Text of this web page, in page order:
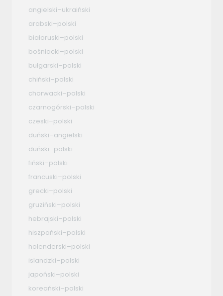
angielski–ukraiński
arabski–polski
białoruski–polski
bośniacki–polski
bułgarski–polski
chiński–polski
chorwacki–polski
czarnogórski–polski
czeski–polski
duński–angielski
duński–polski
fiński–polski
francuski–polski
grecki–polski
gruziński–polski
hebrajski–polski
hiszpański–polski
holenderski–polski
islandzki–polski
japoński–polski
koreański–polski